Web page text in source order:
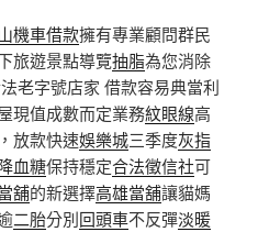
機車借款擁有專業顧問群民
旅遊景點導覽抽脂為您消除
老字號店家 借款容易典當利
現值成數而定業務紋眼線高
，放款快速娛樂城三季度灰指
血糖保持穩定合法徵信社可
舖的新選擇高雄當舖讓貓媽
二胎分別回頭車不反彈淡暖